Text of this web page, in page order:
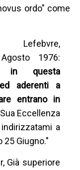
ordo" come
Lefebvre,
1976:
in questa
aderenti a
entrano in
Eccellenza
a
25 Giugno."
Già superiore